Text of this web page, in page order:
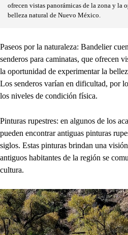
ofrecen vistas panorámicas de la zona y la
belleza natural de Nuevo México.
Paseos por la naturaleza: Bandelier
senderos para caminatas, que ofrecen
la oportunidad de experimentar la
Los senderos varían en dificultad, por
los niveles de condición física.
Pinturas rupestres: en algunos de los
pueden encontrar antiguas pinturas
siglos. Estas pinturas brindan una
antiguos habitantes de la región se
cultura.